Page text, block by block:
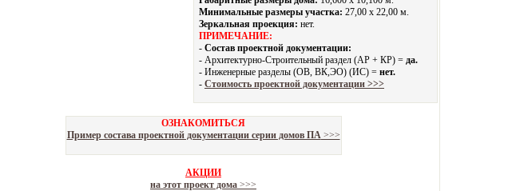
Минимальные размеры участка: 27,00 x 22,00 м.
Зеркальная проекция: нет.
ПРИМЕЧАНИЕ:
- Состав проектной документации:
- Архитектурно-Строительный раздел (АР + КР) = да.
- Инженерные разделы (ОВ, ВК,ЭО) (ИС) = нет.
- Стоимость проектной документации >>>
ОЗНАКОМИТЬСЯ
Пример состава проектной документации серии домов ПА>>>
АКЦИИ
на этот проект дома >>>